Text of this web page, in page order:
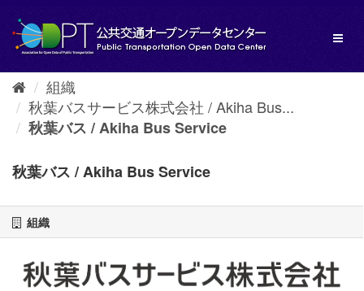
し
組織
秋葉バスサービス株式会社 / Akiha Bus...
秋葉バス / Akiha Bus Service
秋葉バス / Akiha Bus Service
組織